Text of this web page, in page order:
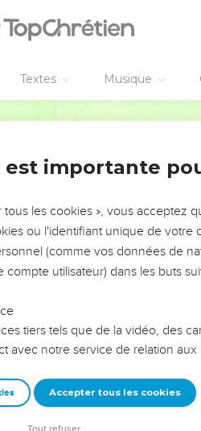
Textes Musique
!
leur vision. Mais on voit
même que ce sont
sur les erreurs
afin que leurs erreurs
groupe ou une famille,
est importante
les cookies », vous acceptez
ou l'identifiant unique de votre
(comme vos données de
utilisateur) dans les buts
tiers tels que de la vidéo, des
avec notre service de relation aux
Accepter tous les cookies